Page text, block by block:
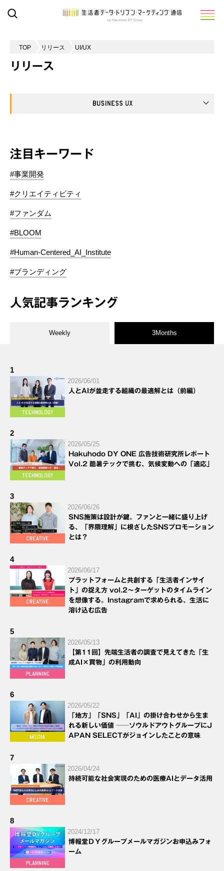
TOP リリース UI/UX
リリース
注目キーワード
#事業開発
#クリエイティビティ
#ファンダム
#BLOOM
#Human-Centered_AI_Institute
#ブランディング
人気記事ランキング
Weekly 3Months
1
2026/06/01
人とAIが並走する組織の最適解とは（前編）
2
2026/05/25
Hakuhodo DY ONE 広告技術研究所レポート
Vol.2 酷暑テックで挑む、気候変動への「適応」
3
2026/06/26
SNS施策は設計が鍵。ファンと一緒に盛り上げ
る、「界隈理解」に根ざしたSNSプロモーション
とは？
4
2026/06/17
プラットフォームと共創する「生活者インサイ
ト」の捉え方 vol.2～ターゲットのタイムライン
を想像する。Instagramで求められる、生活に
溶け込む広告
5
2026/05/13
【第11回】先端生活者の調査で見えてきた「生
成AI×買物」の利用動向
6
2026/05/22
「地方」「SNS」「AI」の掛け合わせから生ま
れる新しい価値 ──ソウルドアウトグループにJ
APAN SELECTがジョインしたことの意味
7
2026/04/24
持続可能な社会実現のための医療AIとデータ活用
8
2024/12/17
博報堂ＤＹグループメールマガジンお申込みフォ
ーム